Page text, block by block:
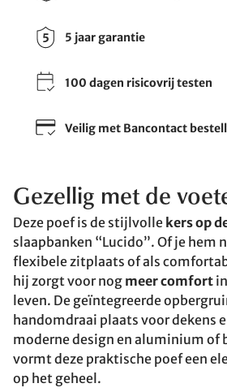
5 jaar garantie
100 dagen risicovrij testen
Veilig met Bancontact
Gezellig met de
Deze poef is de stijlvolle kers op
slaapbanken “Lucido”. Of je hem
flexibele zitplaats of als
hij zorgt voor nog meer comfort
leven. De geïntegreerde
handomdraai plaats voor dekens
moderne design en aluminium of
vormt deze praktische poef een
op het geheel.